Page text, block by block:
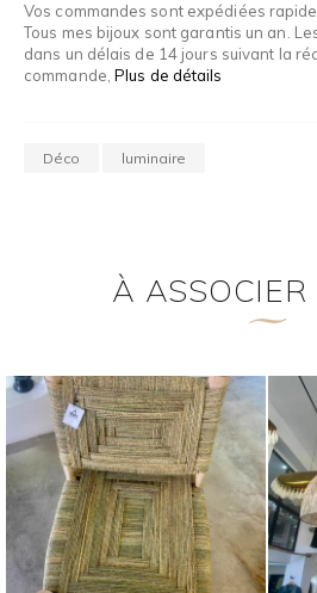
Vos commandes sont expédiées
Tous mes bijoux sont garantis un an.
dans un délais de 14 jours suivant la
commande, Plus de détails
Déco luminaire
À ASSOCIER